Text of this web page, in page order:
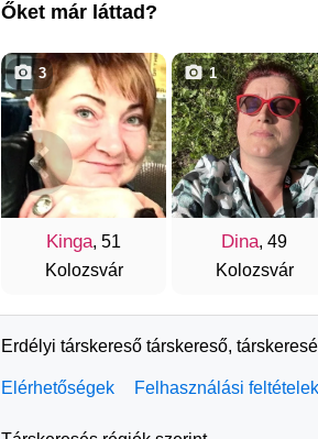
Őket már láttad?
Kinga, 51
Kolozsvár
3
Dina, 49
Kolozsvár
1
Erdélyi társkereső társkereső,
Elérhetőségek Felhasználási feltételek